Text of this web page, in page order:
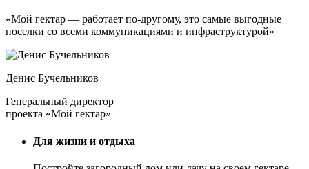
«Мой гектар — работает по-другому, это самые выгодные
поселки со всеми коммуникациями и инфраструктурой»
Денис Бучельников
Генеральный директор
проекта «Мой гектар»
Для жизни и отдыха